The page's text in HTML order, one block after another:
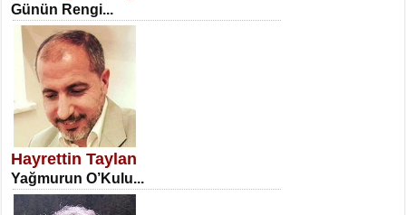
NECLA DİLEK ARSLAN
Öğretmenler Günü Mahkemesi...
Günün Rengi...
Hayrettin Taylan
Yağmurun O’Kulu...